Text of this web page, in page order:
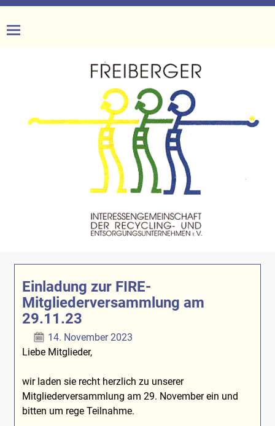
Einladung zur FIRE-
Mitgliederversammlung am
29.11.23
14. November 2023
Liebe Mitglieder,
wir laden sie recht herzlich zu unserer
Mitgliederversammlung am 29. November ein und
bitten um rege Teilnahme.